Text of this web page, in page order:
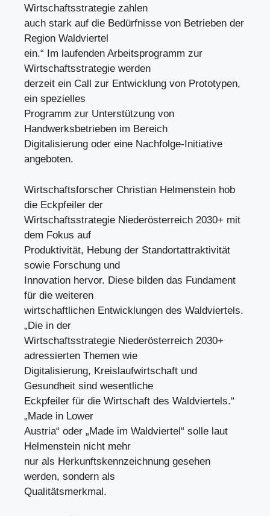
Wirtschaftsstrategie zahlen
auch stark auf die Bedürfnisse von Betrieben der
Region Waldviertel
ein.“ Im laufenden Arbeitsprogramm zur
Wirtschaftsstrategie werden
derzeit ein Call zur Entwicklung von Prototypen,
ein spezielles
Programm zur Unterstützung von
Handwerksbetrieben im Bereich
Digitalisierung oder eine Nachfolge-Initiative
angeboten.
Wirtschaftsforscher Christian Helmenstein hob
die Eckpfeiler der
Wirtschaftsstrategie Niederösterreich 2030+ mit
dem Fokus auf
Produktivität, Hebung der Standortattraktivität
sowie Forschung und
Innovation hervor. Diese bilden das Fundament
für die weiteren
wirtschaftlichen Entwicklungen des Waldviertels.
„Die in der
Wirtschaftsstrategie Niederösterreich 2030+
adressierten Themen wie
Digitalisierung, Kreislaufwirtschaft und
Gesundheit sind wesentliche
Eckpfeiler für die Wirtschaft des Waldviertels.“
„Made in Lower
Austria“ oder „Made im Waldviertel“ solle laut
Helmenstein nicht mehr
nur als Herkunftskennzeichnung gesehen
werden, sondern als
Qualitätsmerkmal.